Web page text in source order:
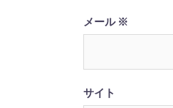
メール ※
サイト